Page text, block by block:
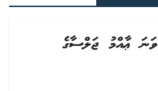
2025 ވަނަ އަހަރުގެ 09 ވަނަ ޢާއްމު ޖަލްސާގެ